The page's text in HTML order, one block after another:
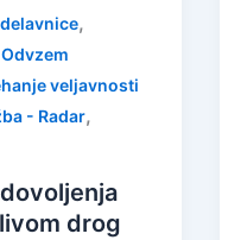
,
Odvzem
veljavnosti
- Radar,
drog